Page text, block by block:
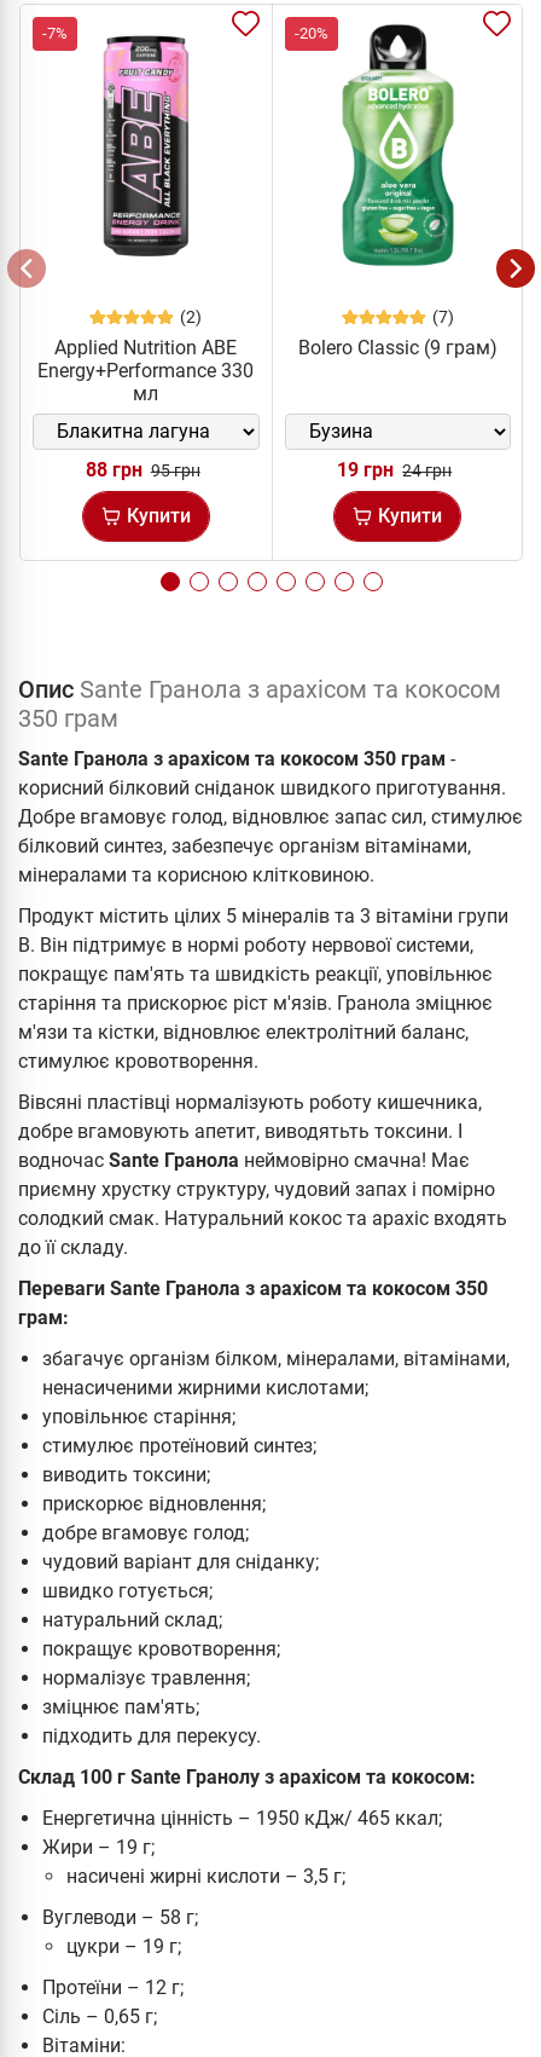
-7%
(2)
Applied Nutrition ABE
Energy+Performance 330
мл
88 грн 95 грн
Купити
-20%
(7)
Bolero Classic (9 грам)
19 грн 24 грн
Купити
Опис Sante Гранола з арахісом та кокосом
350 грам
Sante Гранола з арахісом та кокосом 350 грам -
корисний білковий сніданок швидкого приготування.
Добре вгамовує голод, відновлює запас сил, стимулює
білковий синтез, забезпечує організм вітамінами,
мінералами та корисною клітковиною.
Продукт містить цілих 5 мінералів та 3 вітаміни групи
В. Він підтримує в нормі роботу нервової системи,
покращує пам'ять та швидкість реакції, уповільнює
старіння та прискорює ріст м'язів. Гранола зміцнює
м'язи та кістки, відновлює електролітний баланс,
стимулює кровотворення.
Вівсяні пластівці нормалізують роботу кишечника,
добре вгамовують апетит, виводятьть токсини. І
водночас Sante Гранола неймовірно смачна! Має
приємну хрустку структуру, чудовий запах і помірно
солодкий смак. Натуральний кокос та арахіс входять
до її складу.
Переваги Sante Гранола з арахісом та кокосом 350
грам:
збагачує організм білком, мінералами, вітамінами,
ненасиченими жирними кислотами;
уповільнює старіння;
стимулює протеїновий синтез;
виводить токсини;
прискорює відновлення;
добре вгамовує голод;
чудовий варіант для сніданку;
швидко готується;
натуральний склад;
покращує кровотворення;
нормалізує травлення;
зміцнює пам'ять;
підходить для перекусу.
Склад 100 г Sante Гранолу з арахісом та кокосом:
Енергетична цінність – 1950 кДж/ 465 ккал;
Жири – 19 г;
насичені жирні кислоти – 3,5 г;
Вуглеводи – 58 г;
цукри – 19 г;
Протеїни – 12 г;
Сіль – 0,65 г;
Вітаміни: